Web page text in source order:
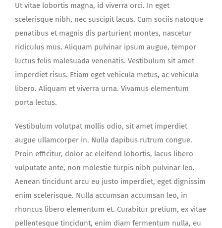
Ut vitae lobortis magna, id viverra orci. In eget
scelerisque nibh, nec suscipit lacus. Cum sociis natoque
penatibus et magnis dis parturient montes, nascetur
ridiculus mus. Aliquam pulvinar ipsum augue, tempor
luctus felis malesuada venenatis. Vestibulum sit amet
imperdiet risus. Etiam eget vehicula metus, ac vehicula
libero. Aliquam et viverra urna. Vivamus elementum
porta lectus.
Vestibulum volutpat mollis odio, sit amet imperdiet
augue ullamcorper in. Nulla dapibus rutrum congue.
Proin efficitur, dolor ac eleifend lobortis, lacus libero
vulputate ante, non molestie turpis nibh pulvinar leo.
Aenean tincidunt arcu eu justo imperdiet, eget dignissim
enim scelerisque. Nulla accumsan accumsan leo, in
rhoncus libero elementum et. Curabitur pretium, ex vitae
pellentesque tincidunt, enim diam fermentum nulla, eu